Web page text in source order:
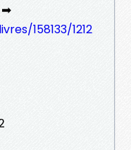
➡
158133/1212